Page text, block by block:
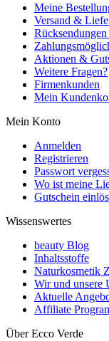
Meine
Versand &
Aktionen &
Weitere Fragen?
Firmenkunden
Mein
Mein Konto
Anmelden
Registrieren
Passwort
Wo ist meine
Gutschein
Wissenswertes
beauty Blog
Inhaltsstoffe
Naturkosmetik
Wir und unsere
Aktuelle
Affiliate
Über Ecco Verde